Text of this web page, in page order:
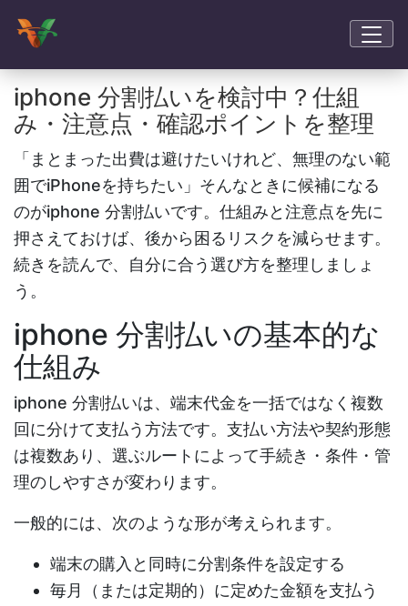
iphone 分割払いを検討中？仕組
み・注意点・確認ポイントを整理
「まとまった出費は避けたいけれど、無理のない範
囲でiPhoneを持ちたい」そんなときに候補になる
のがiphone 分割払いです。仕組みと注意点を先に
押さえておけば、後から困るリスクを減らせます。
続きを読んで、自分に合う選び方を整理しましょ
う。
iphone 分割払いの基本的な
仕組み
iphone 分割払いは、端末代金を一括ではなく複数
回に分けて支払う方法です。支払い方法や契約形態
は複数あり、選ぶルートによって手続き・条件・管
理のしやすさが変わります。
一般的には、次のような形が考えられます。
端末の購入と同時に分割条件を設定する
毎月（または定期的）に定めた金額を支払う